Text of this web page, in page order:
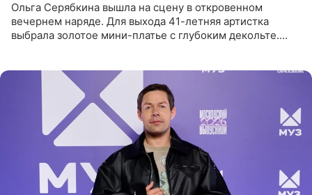
Ольга Серябкина вышла на сцену в откровенном
вечернем наряде. Для выхода 41-летняя артистка
выбрала золотое мини-платье с глубоким декольте.